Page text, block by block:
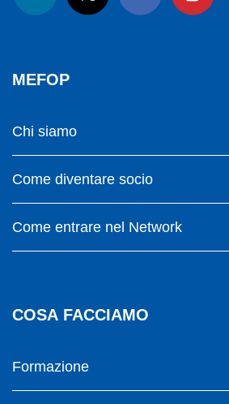
MEFOP
Chi siamo
Come diventare socio
Come entrare nel Network
COSA FACCIAMO
Formazione